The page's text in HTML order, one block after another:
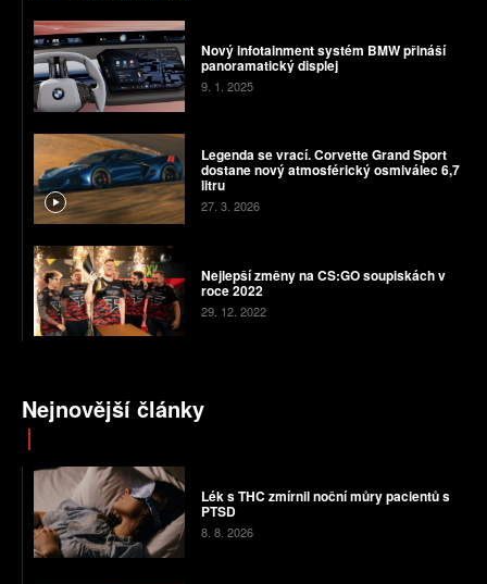
Nový infotainment systém BMW přináší
panoramatický displej
9. 1. 2025
Legenda se vrací. Corvette Grand Sport
dostane nový atmosférický osmiválec 6,7
litru
27. 3. 2026
Nejlepší změny na CS:GO soupiskách v
roce 2022
29. 12. 2022
Nejnovější články
Lék s THC zmírnil noční můry pacientů s
PTSD
8. 8. 2026